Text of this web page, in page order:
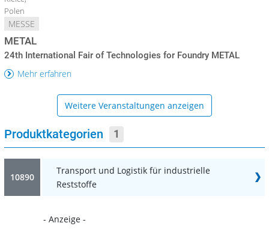
Polen
MESSE
METAL
24th International Fair of Technologies for Foundry METAL
Mehr erfahren
Weitere Veranstaltungen anzeigen
Produktkategorien 1
10890
Transport und Logistik für industrielle
Reststoffe
- Anzeige -